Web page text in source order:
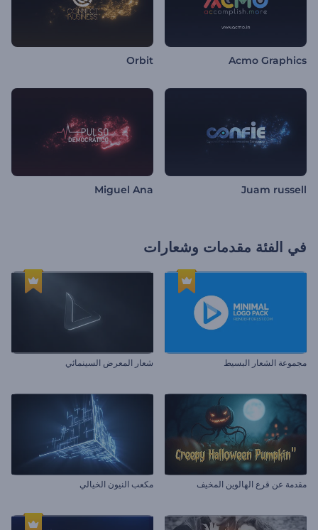
Acmo Graphics
Orbit
Juam russell
Miguel Ana
في الفئة مقدمات وشعارات
مجموعة الشعار البسيط شعار المعرض السينمائي
مقدمة عن قرع الهالوين المخيف مكعب النيون الخيالي